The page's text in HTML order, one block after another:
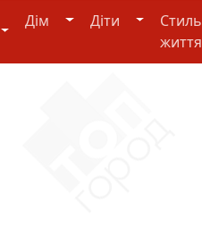
Для нього
Дім Дім Діти ДітиСтиль
життя